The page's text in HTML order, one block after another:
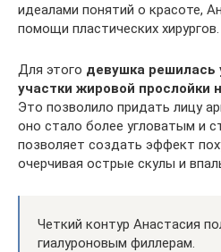
идеалами понятий о красоте,
помощи пластических хирургов.
Для этого девушка решилась
участки жировой прослойки
Это позволило придать лицу
оно стало более угловатым и
позволяет создать эффект
очерчивая острые скулы и
Четкий контур Анастасия
гиалуроновым филлерам.